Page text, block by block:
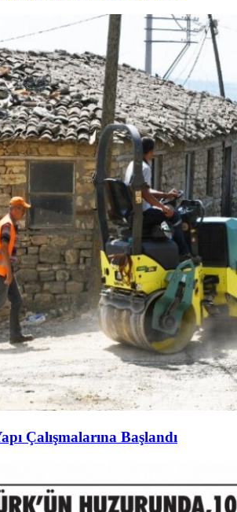
Çalışmalarına Başlandı